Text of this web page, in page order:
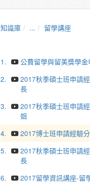
知識庫 ... 留學講座
1.
公費留學與留美獎學金
2.
2017秋季碩士班申請
長
3.
2017秋季碩士班申請
姐
4.
2017博士班申請經驗
5.
2017秋季碩士班申請
長
6.
2017留學資訊講座-留